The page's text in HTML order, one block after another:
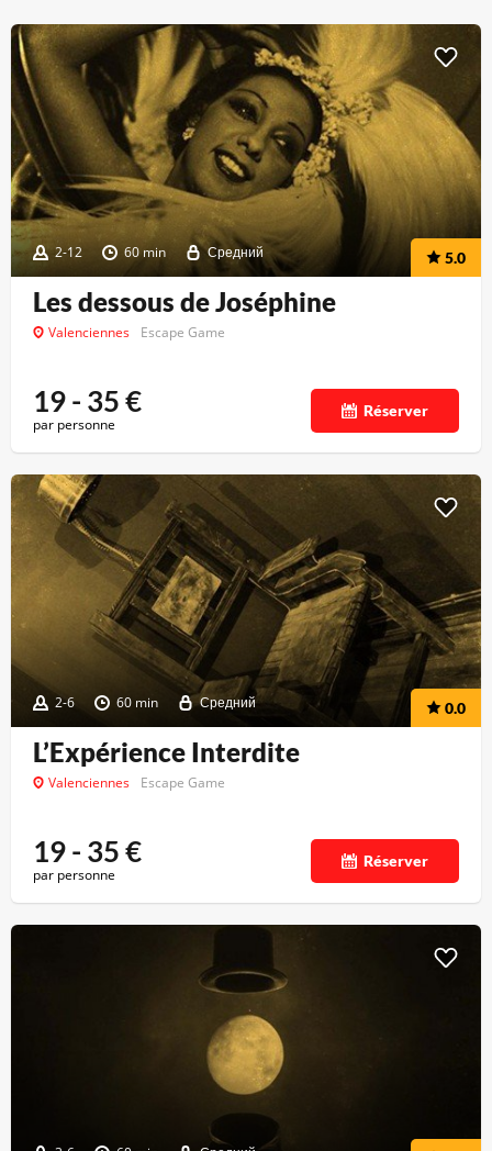
2-12 60 min Средний 5.0
Les dessous de Joséphine
Valenciennes Escape Game
19 - 35€
par personne
Réserver
2-6 60 min Средний 0.0
L’Expérience Interdite
Valenciennes Escape Game
19 - 35€
par personne
Réserver